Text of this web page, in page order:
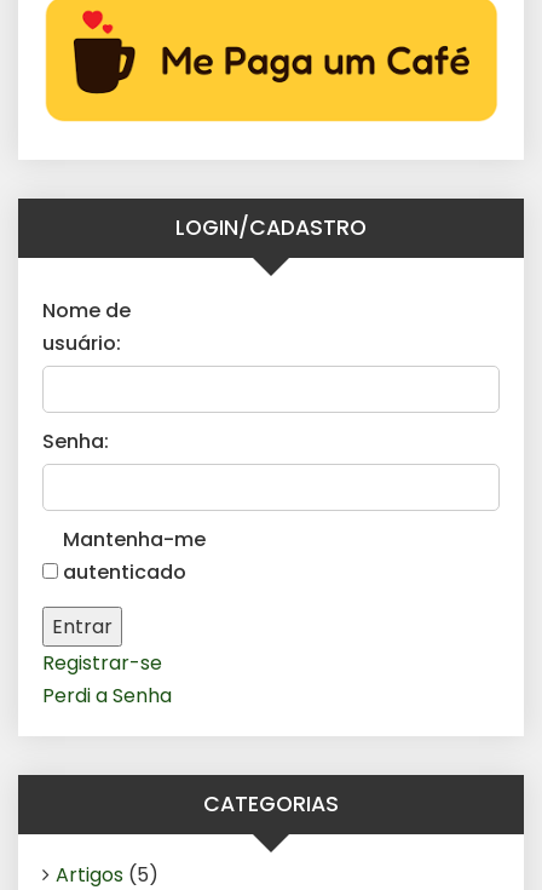
LOGIN/CADASTRO
Nome de
usuário:
Senha:
Mantenha-me
autenticado
Entrar
Registrar-se
Perdi a Senha
CATEGORIAS
Artigos (5)